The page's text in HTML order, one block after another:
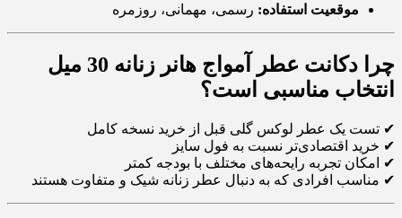
موقعیت استفاده: رسمی، مهمانی، روزمره
چرا دکانت عطر آمواج هانر زنانه 30 میل
انتخاب مناسبی است؟
✔ تست یک عطر لوکس گلی قبل از خرید نسخه کامل
✔ خرید اقتصادی‌تر نسبت به فول سایز
✔ امکان تجربه رایحه‌های مختلف با بودجه کمتر
✔ مناسب افرادی که به دنبال عطر زنانه شیک و متفاوت هستند